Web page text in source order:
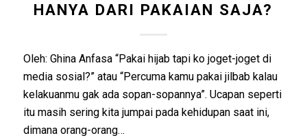
HANYA DARI PAKAIAN SAJA?
Oleh: Ghina Anfasa “Pakai hijab tapi ko joget-joget di
media sosial?” atau “Percuma kamu pakai jilbab kalau
kelakuanmu gak ada sopan-sopannya”. Ucapan seperti
itu masih sering kita jumpai pada kehidupan saat ini,
dimana orang-orang…